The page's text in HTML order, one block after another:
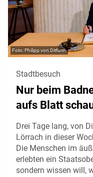
Philipp von Ditfurth
Stadtbesuch
Nur beim
aufs Blatt
Drei Tage lang, von
Lörrach in dieser
Die Menschen im
erlebten ein
sondern wissen will,